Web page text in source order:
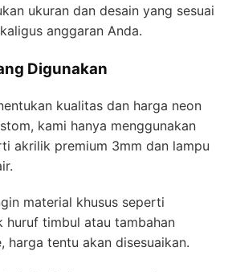
ukuran dan desain yang sesuai
anggaran Anda.
Digunakan
kualitas dan harga neon
kami hanya menggunakan
akrilik premium 3mm dan lampu
material khusus seperti
huruf timbul atau tambahan
harga tentu akan disesuaikan.